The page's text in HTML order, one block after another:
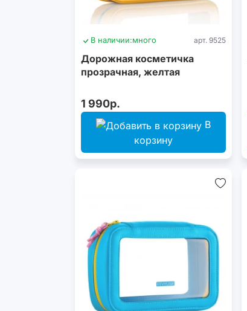
В наличии:много арт. 9525
Дорожная косметичка
прозрачная, желтая
1 990р.
В
корзину